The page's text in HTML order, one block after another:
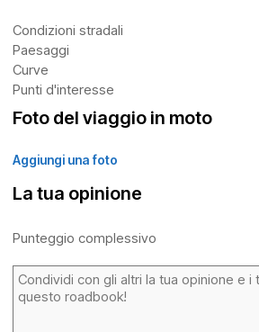
Condizioni stradali
Paesaggi
Curve
Punti d'interesse
Foto del viaggio in moto
Aggiungi una foto
La tua opinione
Punteggio complessivo